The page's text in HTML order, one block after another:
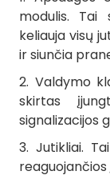
modulis. Tai
keliauja visų
ir siunčia
2. Valdymo
skirtas
signalizacijos
3. Jutikliai.